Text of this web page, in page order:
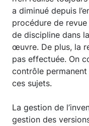
a diminué depuis
procédure de
de discipline dans
œuvre. De plus, la
pas effectuée. On
contrôle permanent
ces sujets.
La gestion de
gestion des